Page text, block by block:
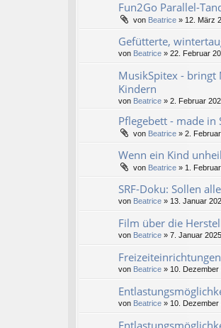
Fun2Go Parallel-
von Beatrice » 12. März
Gefütterte,
von Beatrice » 22. Februar
MusikSpitex - bringt
Kindern
von Beatrice » 2. Februar
Pflegebett - made in
von Beatrice » 2.
Wenn ein Kind
von Beatrice » 1.
SRF-Doku: Sollen
von Beatrice » 13. Januar
Film über die
von Beatrice » 7. Januar
von Beatrice » 10. Dezember
von Beatrice » 10. Dezember